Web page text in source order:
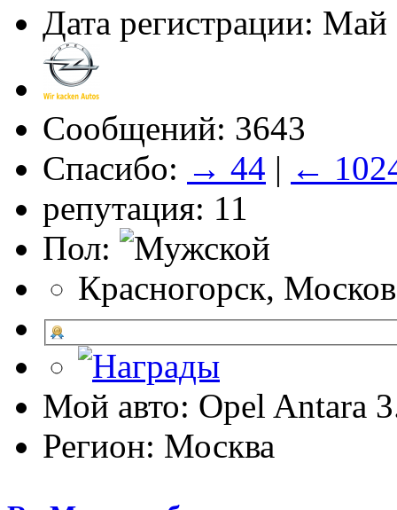
Дата регистрации: Май
Сообщений: 3643
Спасибо: → 44 | ←
репутация: 11
Пол:
Красногорск,
Мой авто: Opel Antara
Регион: Москва